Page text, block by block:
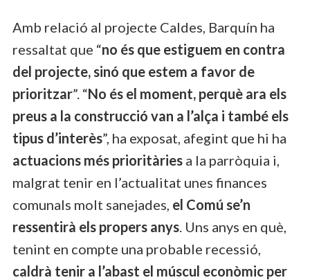
Amb relació al projecte Caldes, Barquín ha
ressaltat que “no és que estiguem en contra
del projecte, sinó que estem a favor de
prioritzar”. “No és el moment, perquè ara els
preus a la construcció van a l’alça i també els
tipus d’interès”, ha exposat, afegint que hi ha
actuacions més prioritàries a la parròquia i,
malgrat tenir en l’actualitat unes finances
comunals molt sanejades, el Comú se’n
ressentirà els propers anys. Uns anys en què,
tenint en compte una probable recessió,
caldrà tenir a l’abast el múscul econòmic per